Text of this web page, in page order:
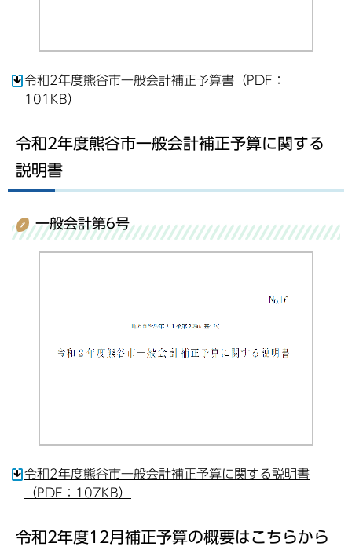
令和2年度熊谷市一般会計補正予算書（PDF：
101KB）
令和2年度熊谷市一般会計補正予算に関する
説明書
一般会計第6号
令和2年度熊谷市一般会計補正予算に関する説明書
（PDF：107KB）
令和2年度12月補正予算の概要はこちらから